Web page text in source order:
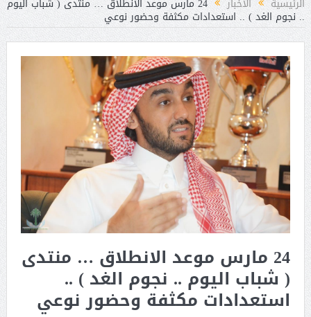
.. نجوم الغد ) .. استعدادات مكثفة وحضور نوعي
24 مارس موعد الانطلاق … منتدى
( شباب اليوم .. نجوم الغد ) ..
استعدادات مكثفة وحضور نوعي